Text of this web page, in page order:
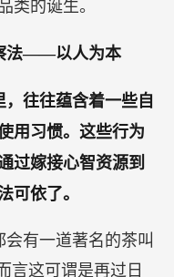
类的诞生。
法——以人为本
往往蕴含着一些自
用习惯。这些行为
过嫁接心智资源到
可依了。
有一道著名的茶叫
言这可谓是再过日